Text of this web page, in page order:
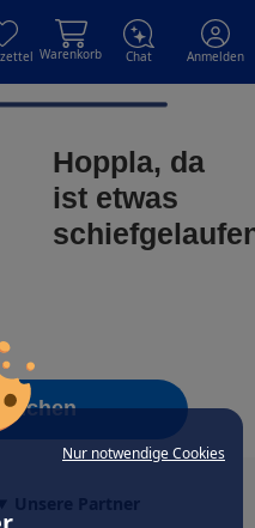
Nur notwendige Cookies
Warenkorb Chat Anmelden
Hoppla, da
ist etwas